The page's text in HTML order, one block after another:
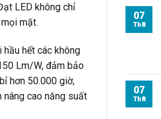
LED không chỉ
mặt.
hết các không
Lm/W, đảm bảo
hơn 50.000 giờ,
nâng cao năng suất
07
Th8
07
Th8